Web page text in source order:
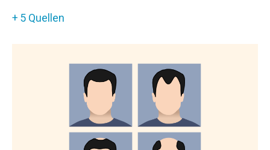
5 Quellen